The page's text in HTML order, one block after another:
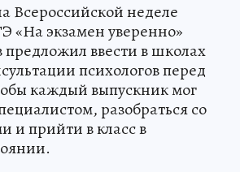
Всероссийской неделе
«На экзамен уверенно»
ввести в школах
психологов перед
каждый выпускник мог
разобраться со
и прийти в класс в